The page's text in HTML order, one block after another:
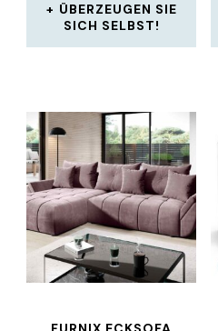
ÜBERZEUGEN SIE
SICH SELBST!